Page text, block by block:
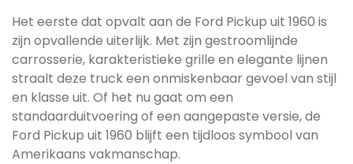
Het eerste dat opvalt aan de Ford Pickup uit 1960 is
zijn opvallende uiterlijk. Met zijn gestroomlijnde
carrosserie, karakteristieke grille en elegante lijnen
straalt deze truck een onmiskenbaar gevoel van stijl
en klasse uit. Of het nu gaat om een
standaarduitvoering of een aangepaste versie, de
Ford Pickup uit 1960 blijft een tijdloos symbool van
Amerikaans vakmanschap.